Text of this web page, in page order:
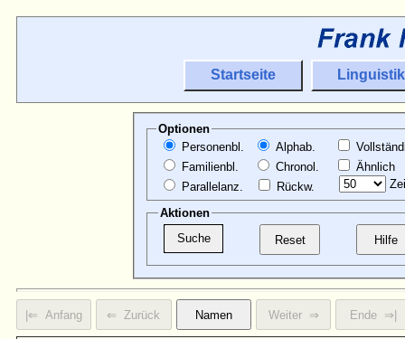
Startseite Linguistik
Optionen
Personenbl.
Familienbl.
Parallelanz.
Alphab.
Chronol.
Rückw.
Ähnlich
Aktionen